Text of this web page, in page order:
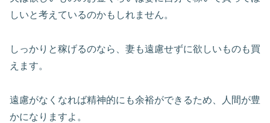
しいと考えているのかもしれません。
しっかりと稼げるのなら、妻も遠慮せずに欲しいものも買
えます。
遠慮がなくなれば精神的にも余裕ができるため、人間が豊
かになりますよ。